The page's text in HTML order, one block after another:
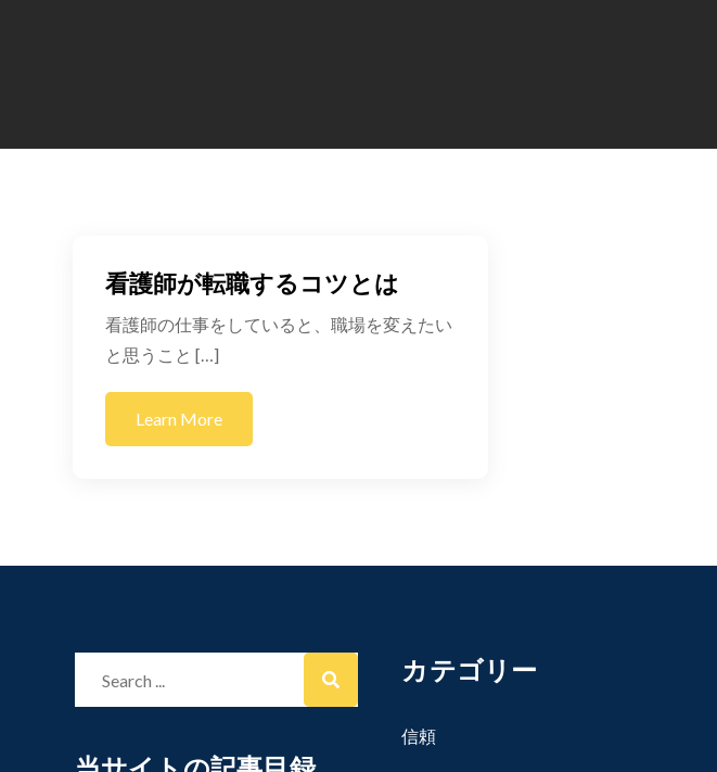
看護師が転職するコツとは
看護師の仕事をしていると、職場を変えたい
と思うこと […]
Learn More
カテゴリー
信頼